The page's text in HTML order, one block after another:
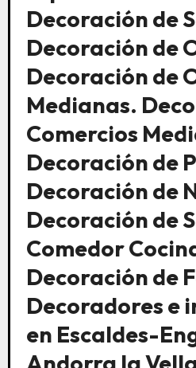
Decoración de
Decoración de
Decoración de
Medianas.
Comercios
Decoración de
Decoración de
Decoración de
Comedor
Decoración de
Decoradores e
en Escaldes-